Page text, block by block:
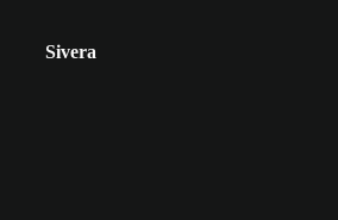
Sivera